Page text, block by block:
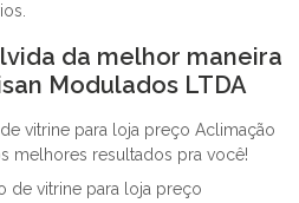
da melhor maneira
Modulados LTDA
vitrine para loja preço Aclimação
melhores resultados pra você!
de vitrine para loja preço